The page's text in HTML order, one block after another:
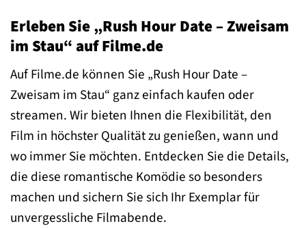
Erleben Sie „Rush Hour Date – Zweisam
im Stau“ auf Filme.de
Auf Filme.de können Sie „Rush Hour Date –
Zweisam im Stau“ ganz einfach kaufen oder
streamen. Wir bieten Ihnen die Flexibilität, den
Film in höchster Qualität zu genießen, wann und
wo immer Sie möchten. Entdecken Sie die Details,
die diese romantische Komödie so besonders
machen und sichern Sie sich Ihr Exemplar für
unvergessliche Filmabende.